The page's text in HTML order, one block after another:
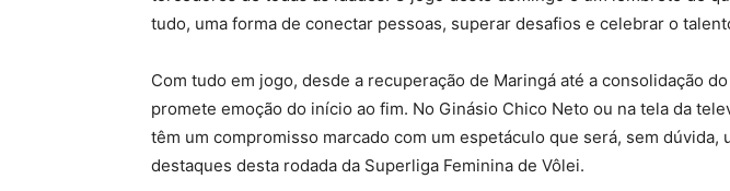
tudo, uma forma de conectar pessoas, superar desafios e celebrar o
Com tudo em jogo, desde a recuperação de Maringá até a consolidação
promete emoção do início ao fim. No Ginásio Chico Neto ou na tela da
têm um compromisso marcado com um espetáculo que será, sem dúvida,
destaques desta rodada da Superliga Feminina de Vôlei.